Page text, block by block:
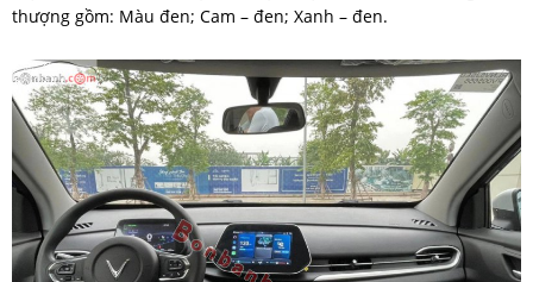
thượng gồm: Màu đen; Cam – đen; Xanh – đen.